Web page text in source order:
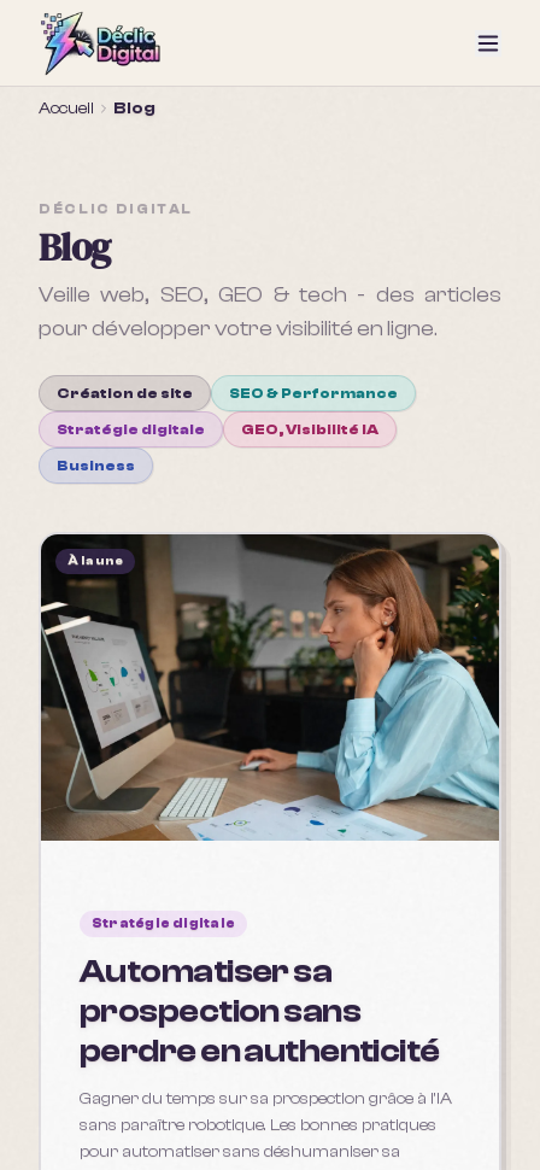
Accueil Blog
DÉCLIC DIGITAL
Blog
Veille web, SEO, GEO & tech - des articles
pour développer votre visibilité en ligne.
Création de site SEO & Performance
Stratégie digitale GEO, Visibilité IA
Business
À la une
Stratégie digitale
Automatiser sa
prospection sans
perdre en authenticité
Gagner du temps sur sa prospection grâce à l'IA
sans paraître robotique. Les bonnes pratiques
pour automatiser sans déshumaniser sa